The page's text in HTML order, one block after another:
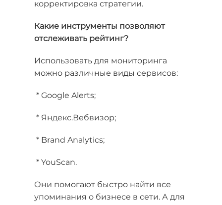
корректировка стратегии.
Какие инструменты позволяют
отслеживать рейтинг?
Использовать для мониторинга
можно различные виды сервисов:
* Google Alerts;
* Яндекс.Вебвизор;
* Brand Analytics;
* YouScan.
Они помогают быстро найти все
упоминания о бизнесе в сети. А для